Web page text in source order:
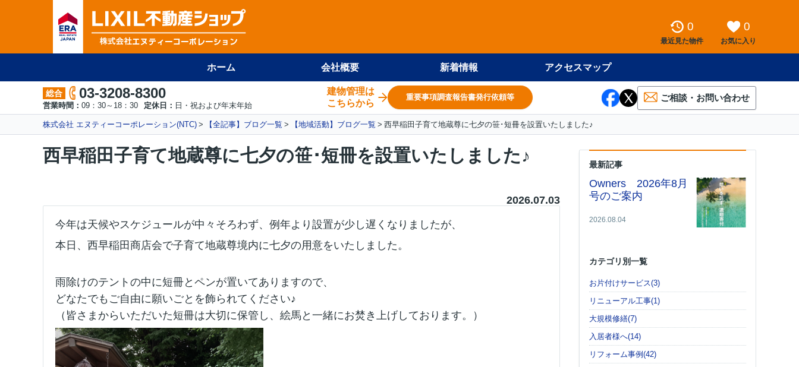
0
最近見た物件
0
お気に入り
ホーム 会社概要 新着情報 アクセスマップ
総合 03-3208-8300
営業時間： 09：30～18：30 定休日： 日・祝および年末年始
建物管理は
こちらから
重要事項調査報告書発行依頼等 ご相談・お問い合わせ
株式会社 エヌティーコーポレーション(NTC) 【全記事】ブログ一覧 【地域活動】ブログ一覧 西早稲田子育て地蔵尊に七夕の笹･短冊を設置いたしました♪
西早稲田子育て地蔵尊に七夕の笹･短冊を設置いたしました♪
2026.07.03
今年は天候やスケジュールが中々そろわず、 例年より設置が少し遅くなりましたが、
本日、西早稲田商店会で子育て地蔵尊境内に七夕の用意をいたしました。
雨除けのテントの中に短冊とペンが置いてありますので、
どなたでもご自由に願いごとを飾られてください♪
（皆さまからいただいた短冊は大切に保管し、絵馬と一緒にお焚き上げしております。）
最新記事
Owners 2026年8月
号のご案内
2026.08.04
カテゴリ別一覧
お片付けサービス(3)
リニューアル工事(1)
大規模修繕(7)
入居者様へ(14)
リフォーム事例(42)